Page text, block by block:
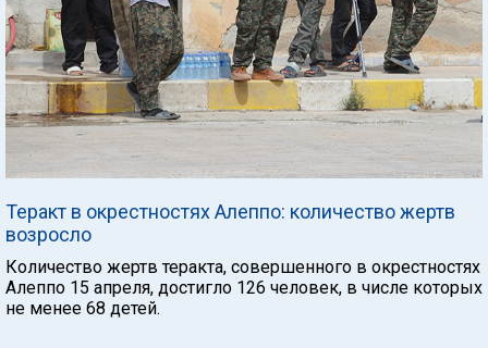
Теракт в окрестностях Алеппо: количество жертв
возросло
Количество жертв теракта, совершенного в окрестностях
Алеппо 15 апреля, достигло 126 человек, в числе которых
не менее 68 детей.